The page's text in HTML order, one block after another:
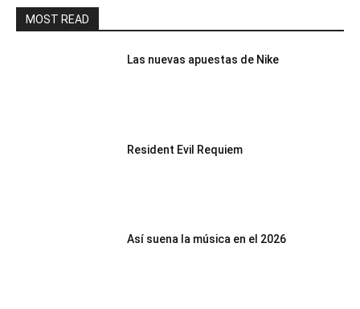
MOST READ
Las nuevas apuestas de Nike
Resident Evil Requiem
Así suena la música en el 2026